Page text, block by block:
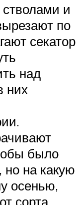
и
по
секатор
над
них
было
но на какую
осенью,
сорта